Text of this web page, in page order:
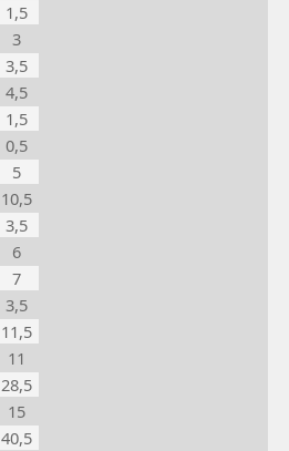
1,5
3
3,5
4,5
1,5
0,5
5
10,5
3,5
6
7
3,5
11,5
11
28,5
15
40,5